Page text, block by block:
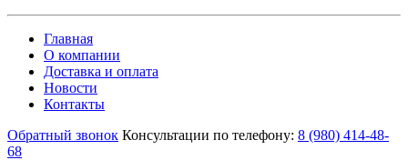
Главная
О компании
Доставка и оплата
Новости
Контакты
Обратный звонок Консультации по телефону: 8 (980) 414-48-
68